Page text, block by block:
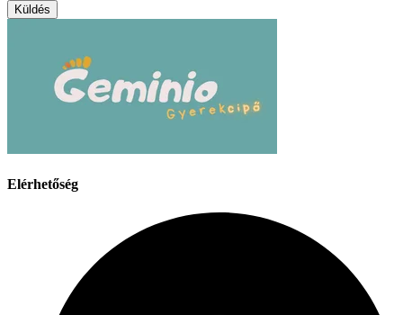
Küldés
Elérhetőség